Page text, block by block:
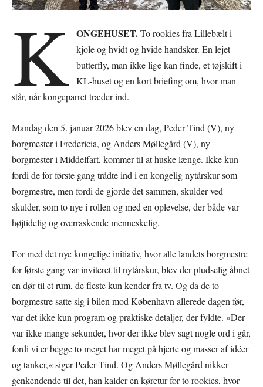
K ONGEHUSET.To rookies fra Lillebælt i
kjole og hvidt og hvide handsker. En lejet
butterfly, man ikke lige kan finde, et tøjskift i
KL-huset og en kort briefing om, hvor man
står, når kongeparret træder ind.
Mandag den 5. januar 2026 blev en dag, Peder Tind (V), ny
borgmester i Fredericia, og Anders Møllegård (V), ny
borgmester i Middelfart, kommer til at huske længe. Ikke kun
fordi de for første gang trådte ind i en kongelig nytårskur som
borgmestre, men fordi de gjorde det sammen, skulder ved
skulder, som to nye i rollen og med en oplevelse, der både var
højtidelig og overraskende menneskelig.
For med det nye kongelige initiativ, hvor alle landets borgmestre
for første gang var inviteret til nytårskur, blev der pludselig åbnet
en dør til et rum, de fleste kun kender fra tv. Og da de to
borgmestre satte sig i bilen mod København allerede dagen før,
var det ikke kun program og praktiske detaljer, der fyldte. »Der
var ikke mange sekunder, hvor der ikke blev sagt nogle ord i går,
fordi vi er begge to meget har meget på hjerte og masser af idéer
og tanker,« siger Peder Tind. Og Anders Møllegård nikker
genkendende til det, han kalder en køretur for to rookies, hvor